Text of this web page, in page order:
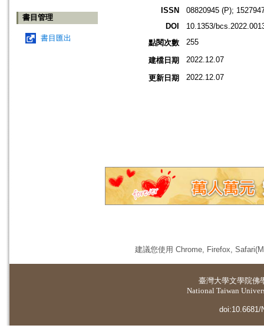
書目管理
書目匯出
ISSN
08820945 (P);
DOI
10.1353/
點閱次數
255
建檔日期 2022.12.07
更新日期 2022.12.07
建議您使用 Chrome, Firefox,
臺灣大學文學院佛
National Taiwan
doi:10.6681/